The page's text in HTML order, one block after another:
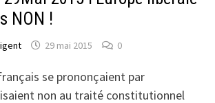
NON !
29 mai 2015 0
se prononçaient par
non au traité constitutionnel